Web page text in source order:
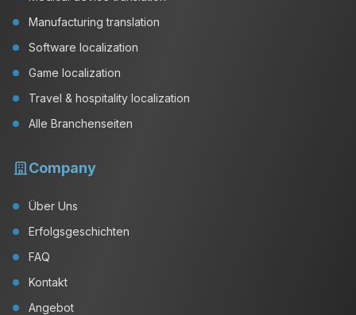
Manufacturing translation
Software localization
Game localization
Travel & hospitality localization
Alle Branchenseiten
Company
Über Uns
Erfolgsgeschichten
FAQ
Kontakt
Angebot